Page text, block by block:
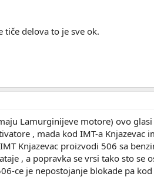
delova to je sve ok.
Lamurginijeve motore) ovo
, mada kod IMT-a Knjazevac
Knjazevac proizvodi 506 sa
, a popravka se vrsi tako sto se
ce je nepostojanje blokade pa